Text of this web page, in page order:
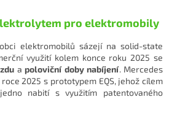
pro elektromobily
elektromobilů sázejí na solid-state
využití kolem konce roku 2025 se
apoloviční doby nabíjení. Mercedes
2025 s prototypem EQS, jehož cílem
nabití s ​​využitím patentovaného